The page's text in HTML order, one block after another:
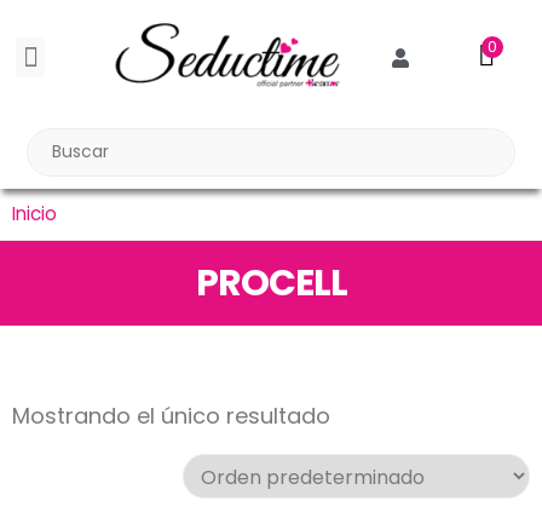
0
Inicio
PROCELL
Mostrando el único resultado